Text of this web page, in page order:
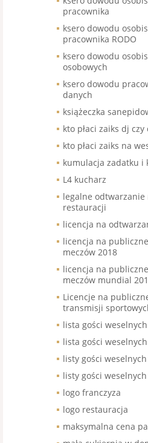
pracownika
ksero dowodu
pracownika RODO
ksero dowodu
osobowych
ksero dowodu
danych
książeczka
kto płaci zaiks dj
kto płaci zaiks na
kumulacja zadatku i
L4 kucharz
legalne odtwarzanie
restauracji
licencja na
licencja na
meczów 2018
licencja na
meczów mundial
Licencje na
transmisji
lista gości
lista gości
listy gości
listy gości weselnych
logo franczyza
logo restauracja
maksymalna cena